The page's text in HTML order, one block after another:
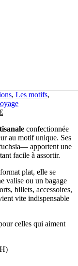
, Les motifs,
Le
actuel
est :
12,00 €.
confectionnée
au motif unique. Ses
apportent une
facile à assortir.
plat, elle se
valise ou un bagage
billets, accessoires,
vite indispensable
celles qui aiment